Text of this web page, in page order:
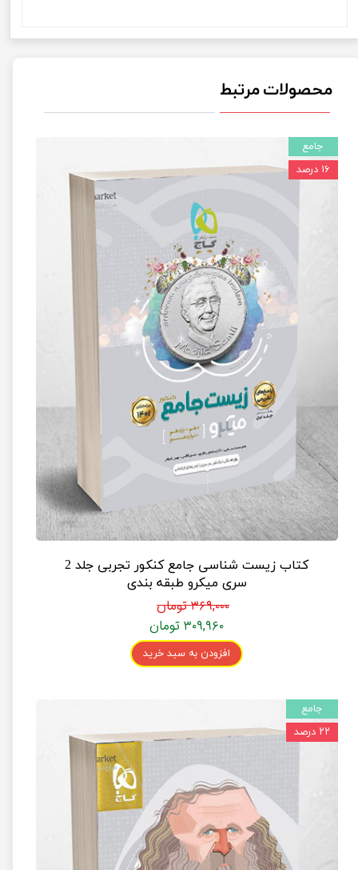
محصولات مرتبط
کتاب زیست شناسی جامع کنکور تجربی جلد 2
سری میکرو طبقه بندی
۳۶۹,۰۰۰ تومان
۳۰۹,۹۶۰ تومان
افزودن به سبد خرید
جامع
۱۶ درصد
جامع
۲۲ درصد